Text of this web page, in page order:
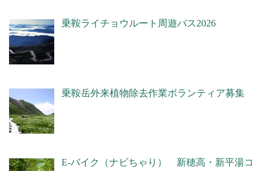
乗鞍ライチョウルート周遊バス2026
乗鞍岳外来植物除去作業ボランティア募集
E-バイク（ナビちゃり） 新穂高・新平湯コ